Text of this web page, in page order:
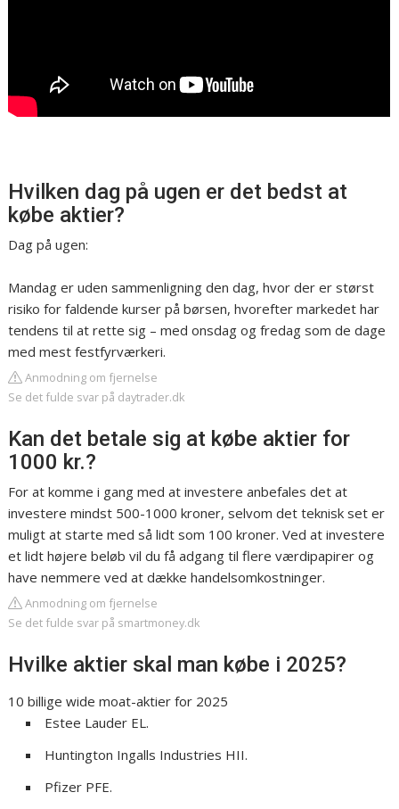
Hvilken dag på ugen er det bedst at
købe aktier?
Dag på ugen:
Mandag er uden sammenligning den dag, hvor der er størst
risiko for faldende kurser på børsen, hvorefter markedet har
tendens til at rette sig – med onsdag og fredag som de dage
med mest festfyrværkeri.
Anmodning om fjernelse
Se det fulde svar på daytrader.dk
Kan det betale sig at købe aktier for
1000 kr.?
For at komme i gang med at investere anbefales det at
investere mindst 500-1000 kroner, selvom det teknisk set er
muligt at starte med så lidt som 100 kroner. Ved at investere
et lidt højere beløb vil du få adgang til flere værdipapirer og
have nemmere ved at dække handelsomkostninger.
Anmodning om fjernelse
Se det fulde svar på smartmoney.dk
Hvilke aktier skal man købe i 2025?
10 billige wide moat-aktier for 2025
Estee Lauder EL.
Huntington Ingalls Industries HII.
Pfizer PFE.